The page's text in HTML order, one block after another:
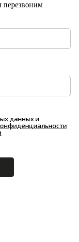
перезвоним
данныхи